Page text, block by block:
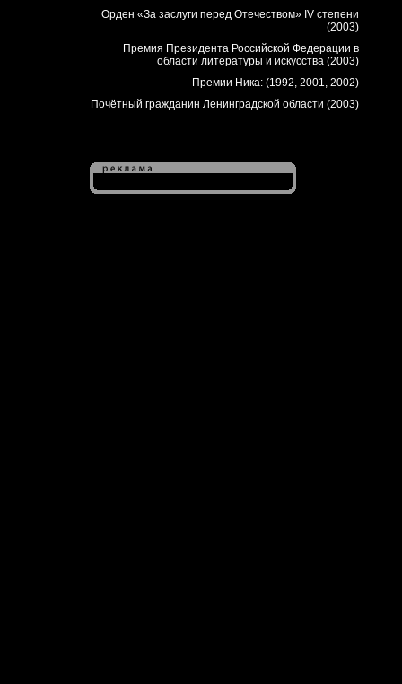
Орден «За заслуги перед Отечеством» IV степени
(2003)
Премия Президента Российской Федерации в
области литературы и искусства (2003)
Премии Ника: (1992, 2001, 2002)
Почётный гражданин Ленинградской области (2003)